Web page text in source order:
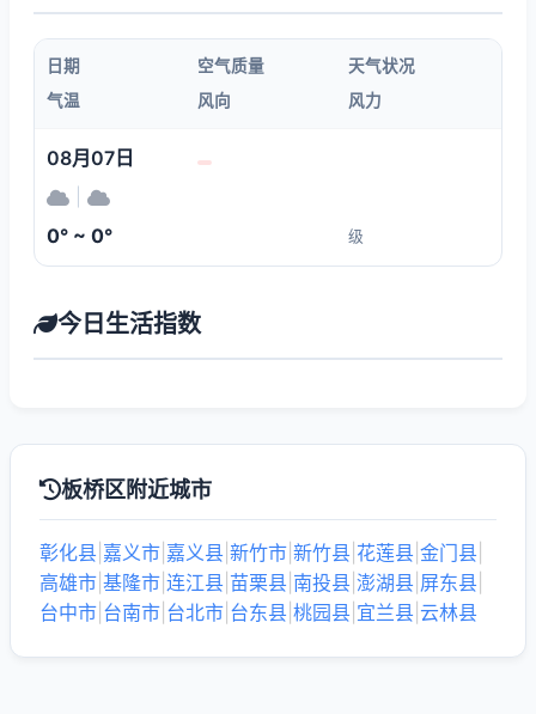
日期 空气质量
天气状况
气温
风向 风力
08月07日
0° ~ 0° 级
今日生活指数
板桥区附近城市
彰化县 嘉义市 嘉义县 新竹市 新竹县 花莲县 金门县
高雄市 基隆市 连江县 苗栗县 南投县 澎湖县 屏东县
台中市 台南市 台北市 台东县 桃园县 宜兰县 云林县